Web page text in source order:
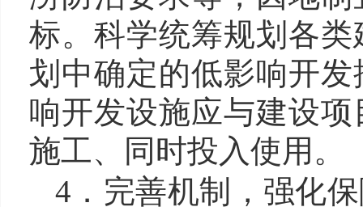
标。科学统筹规划各
划中确定的低影响开
响开发设施应与建设
施工、同时投入使用。
4．完善机制，强化